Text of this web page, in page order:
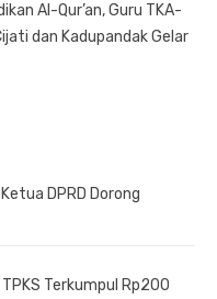
Al-Qur’an, Guru TKA-
dan Kadupandak Gelar
DPRD Dorong
Terkumpul Rp200